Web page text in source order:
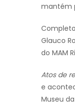
mantém
Glauco
do MAM
Atos de
e
Museu